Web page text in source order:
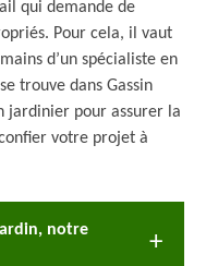
qui demande de
Pour cela, il vaut
d’un spécialiste en
trouve dans Gassin
jardinier pour assurer la
votre projet à
notre